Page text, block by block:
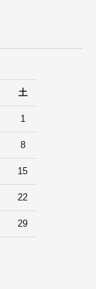
土
1
8
15
22
29